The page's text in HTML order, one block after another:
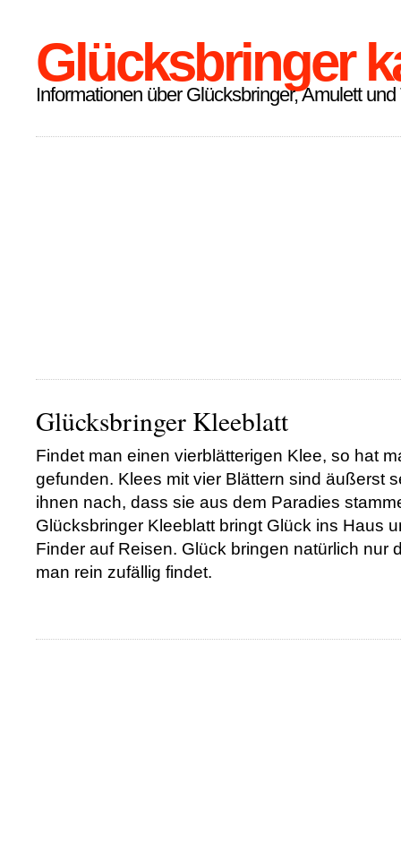
Glücksbringer
Informationen über Glücksbringer, Amulett und
Glücksbringer Kleeblatt
Findet man einen vierblätterigen Klee, so hat
gefunden. Klees mit vier Blättern sind äußerst
ihnen nach, dass sie aus dem Paradies
Glücksbringer Kleeblatt bringt Glück ins Haus
Finder auf Reisen. Glück bringen natürlich nur
man rein zufällig findet.